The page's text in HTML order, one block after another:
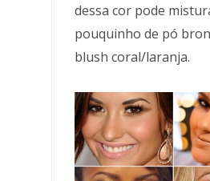
dessa cor pode
pouquinho de pó
blush coral/laranja.